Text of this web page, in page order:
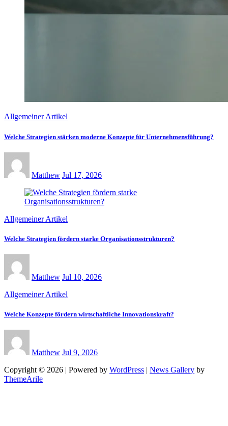
Allgemeiner Artikel
Welche Strategien stärken moderne Konzepte für Unternehmensführung?
Matthew Jul 17, 2026
Allgemeiner Artikel
Welche Strategien fördern starke Organisationsstrukturen?
Matthew Jul 10, 2026
Allgemeiner Artikel
Welche Konzepte fördern wirtschaftliche Innovationskraft?
Matthew Jul 9, 2026
Copyright © 2026 | Powered by WordPress | News Gallery by
ThemeArile